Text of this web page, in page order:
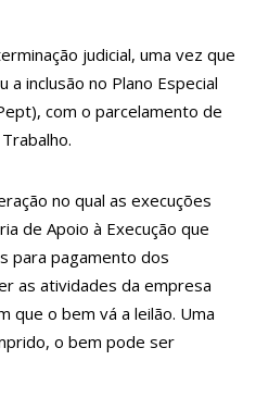
que Lei do Troco é válida e
respeitada
do porto Chibatão, morre em
Paulo
de corpo de Marília Mendonça e
mortos vira réu
de sêxtuplos e pai ‘passa
cursos de capacitação para
com Deficiência
judicial, uma vez que
inclusão no Plano Especial
com o parcelamento de
no qual as execuções
de Apoio à Execução que
para pagamento dos
as atividades da empresa
que o bem vá a leilão. Uma
o bem pode ser